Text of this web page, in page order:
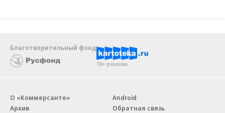
Благотворительный фонд
18+ реклама
О «Коммерсанте»
Архив
Android
Обратная связь